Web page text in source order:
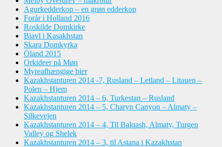
Agurkedderkop – en grøn edderkop
Forår i Holland 2016
Roskilde Domkirke
Biavl i Kasakhstan
Skara Domkyrka
Öland 2015
Orkideer på Møn
Myreafhængige bier
Kazakhstanturen 2014 -7, Rusland – Letland – Litauen –
Polen – Hjem
Kazakhstanturen 2014 – 6, Turkestan – Rusland
Kazakhstanturen 2014 – 5, Charyn Canyon – Almaty –
Silkevejen
Kazakhstanturen 2014 – 4, Til Balqash, Almaty, Turgen
Valley og Shelek
Kazakhstanturen 2014 – 3, til Astana i Kazakhstan